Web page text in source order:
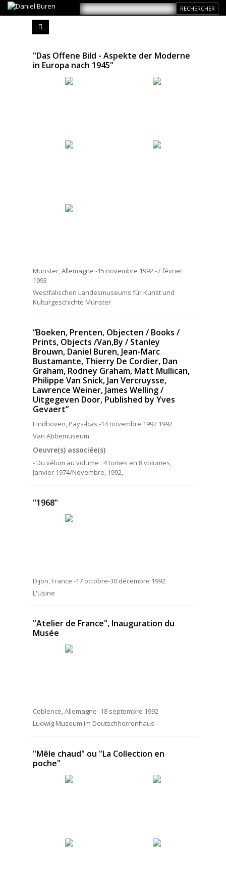
"Das Offene Bild - Aspekte der Moderne
in Europa nach 1945"
Münster, Allemagne -15 novembre 1992 -7 février
1993
Westfalischen Landesmuseums für Kunst und
Kulturgeschichte Münster
“Boeken, Prenten, Objecten / Books /
Prints, Objects /Van,By / Stanley
Brouwn, Daniel Buren, Jean-Marc
Bustamante, Thierry De Cordier, Dan
Graham, Rodney Graham, Matt Mullican,
Philippe Van Snick, Jan Vercruysse,
Lawrence Weiner, James Welling /
Uitgegeven Door, Published by Yves
Gevaert”
Eindhoven, Pays-bas -14 novembre 1992 1992
Van Abbemuseum
Oeuvre(s) associée(s)
- Du vélum au volume : 4 tomes en 8 volumes,
Janvier 1974/Novembre, 1992,
"1968"
Dijon, France -17 octobre-30 décembre 1992
L'Usine
"Atelier de France", Inauguration du
Musée
Coblence, Allemagne -18 septembre 1992
Ludwig Museum im Deutschherrenhaus
"Mêle chaud" ou "La Collection en
poche"